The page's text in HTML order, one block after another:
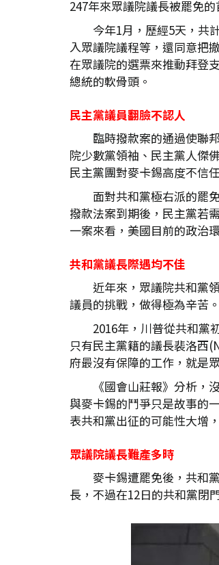
247年來眾議院議長被罷免的
今年1月，歷經5天，共
入眾議院議程等，還同意把
在眾議院的選票來推動拜登
總統的軟骨頭。
民主黨議員翻臉不認人
臨時撥款案的通過使聯
院少數黨領袖、民主黨人傑
民主黨團對麥卡錫高度不信
面對共和黨極右派的罷
撥款法案到期後，民主黨若
一案來看，美國目前的政治
共和黨議長際遇均不佳
近年來，眾議院共和黨
議員的挑戰，做得極為辛苦
2016年，川普從共和黨
只有民主黨籍的議長裴洛西
府最沒有保障的工作，就是
《國會山莊報》分析
與麥卡錫的鬥爭只是故事的
表共和黨出征的可能性大增
眾議院議長難產多時
麥卡錫遭罷免後，共和
長，不過在12日的共和黨閉